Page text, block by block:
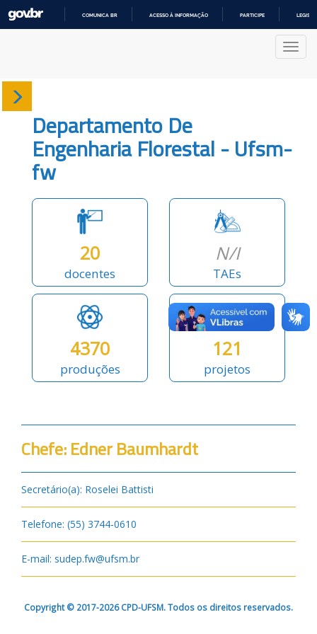
COMUNICA BR ACESSO À INFORMAÇÃO PARTICIPE
Sobre
Docentes
Produções
Departamento De
Engenharia Florestal - Ufsm-
fw
20
docentes
N/I
TAEs
4370
produções
121
projetos
Chefe: Edner Baumhardt
Secretário(a): Roselei Battisti
Telefone: (55) 3744-0610
E-mail: sudep.fw@ufsm.br
Copyright © 2017-2026 CPD-UFSM. Todos os direitos reservados.